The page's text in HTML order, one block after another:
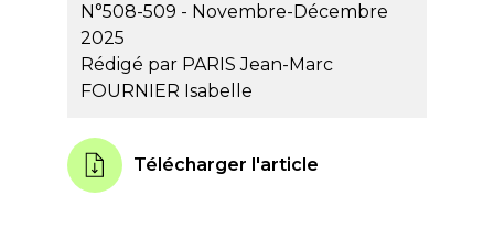
N°508-509 - Novembre-Décembre
2025
Rédigé par PARIS Jean-Marc
FOURNIER Isabelle
Télécharger l'article